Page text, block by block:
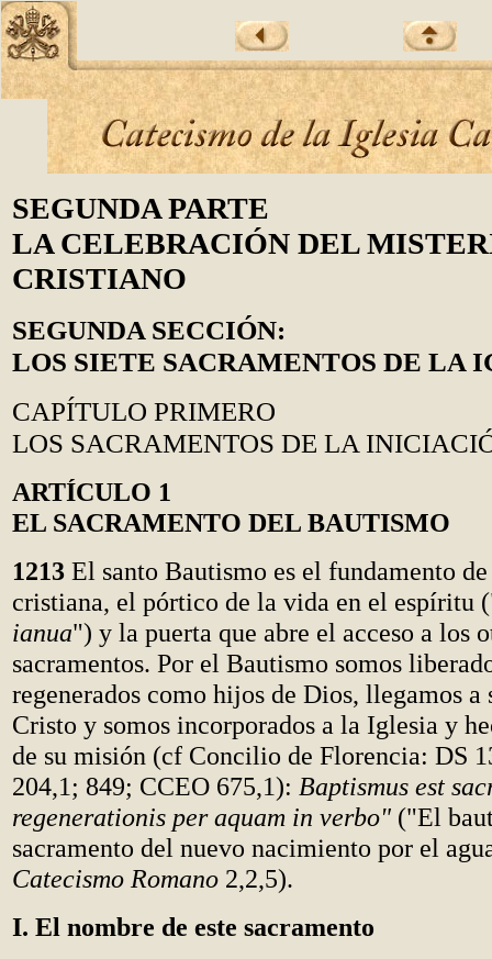
SEGUNDA PARTE
LA CELEBRACIÓN DEL
CRISTIANO
SEGUNDA SECCIÓN:
LOS SIETE SACRAMENTOS DE LA
CAPÍTULO PRIMERO
LOS SACRAMENTOS DE LA
ARTÍCULO 1
EL SACRAMENTO DEL BAUTISMO
1213 El santo Bautismo es el fundamento
cristiana, el pórtico de la vida en el espíritu
ianua") y la puerta que abre el acceso a los
sacramentos. Por el Bautismo somos
regenerados como hijos de Dios, llegamos a
Cristo y somos incorporados a la Iglesia y
de su misión (cf Concilio de Florencia: DS
204,1; 849; CCEO 675,1): Baptismus est
regenerationis per aquam in verbo" ("El
sacramento del nuevo nacimiento por el
Catecismo Romano 2,2,5).
I. El nombre de este sacramento